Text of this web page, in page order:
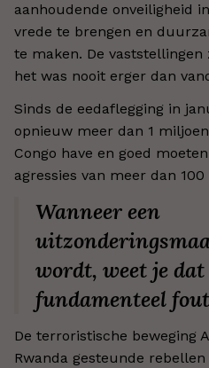
aanhoudende onveiligheid
vrede te brengen en
te maken. De
het was nooit erger dan
Sinds de eedaflegging in
opnieuw meer dan 1
Congo have en goed
agressies van meer dan
Wanneer een
wordt, weet je
fundamenteel
De terroristische beweging
Rwanda gesteunde